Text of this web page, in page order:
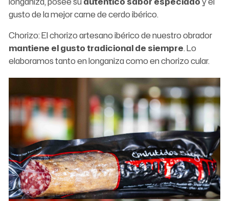
gusto de la mejor carne de cerdo ibérico.
Chorizo: El chorizo artesano ibérico de nuestro obrador
mantiene el gusto tradicional de siempre. Lo
elaboramos tanto en longaniza como en chorizo cular.